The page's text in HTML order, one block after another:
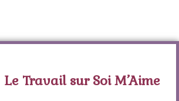
Le Travail sur Soi M’Aime